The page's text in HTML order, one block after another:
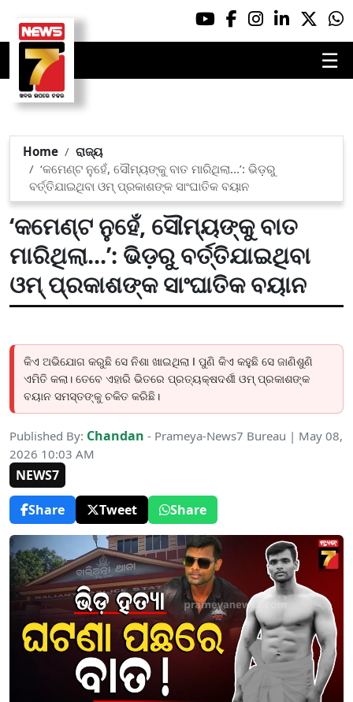
☰
Home
ରାଜ୍ୟ
‘କମେଣ୍ଟ ନୁହେଁ, ସୌମ୍ୟଙ୍କୁ ବାତ ମାରିଥିଲା...’: ଭିଡ଼ରୁ
ବର୍ତ୍ତିଯାଇଥିବା ଓମ୍ ପ୍ରକାଶଙ୍କ ସାଂଘାତିକ ବୟାନ
‘କମେଣ୍ଟ ନୁହେଁ, ସୌମ୍ୟଙ୍କୁ ବାତ
ମାରିଥିଲା...’: ଭିଡ଼ରୁ ବର୍ତ୍ତିଯାଇଥିବା
ଓମ୍ ପ୍ରକାଶଙ୍କ ସାଂଘାତିକ ବୟାନ
କିଏ ଅଭିଯୋଗ କରୁଛି ସେ ନିଶା ଖାଇଥିଲା I ପୁଣି କିଏ କହୁଛି ସେ ଜାଣିଶୁଣି
ଏମିତି କଲା। ତେବେ ଏହାରି ଭିତରେ ପ୍ରତ୍ୟକ୍ଷଦର୍ଶୀ ଓମ୍ ପ୍ରକାଶଙ୍କ
ବୟାନ ସମସ୍ତଙ୍କୁ ଚକିତ କରିଛି।
Published By: Chandan - Prameya-News7 Bureau | May 08,
2026 10:03 AM
NEWS7
Share
Tweet Share